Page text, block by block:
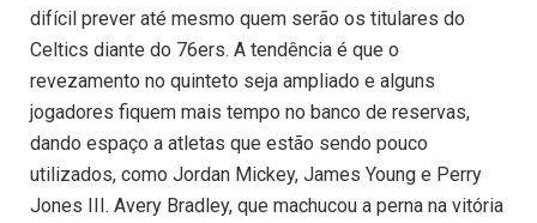
difícil prever até mesmo quem serão os titulares do
Celtics diante do 76ers. A tendência é que o
revezamento no quinteto seja ampliado e alguns
jogadores fiquem mais tempo no banco de reservas,
dando espaço a atletas que estão sendo pouco
utilizados, como Jordan Mickey, James Young e Perry
Jones III. Avery Bradley, que machucou a perna na vitória